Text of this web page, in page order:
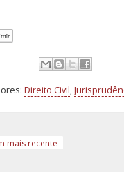
Direito Civil,
mais recente